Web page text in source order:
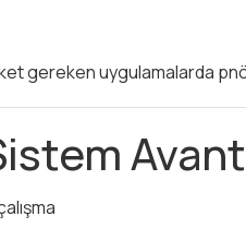
gereken uygulamalarda